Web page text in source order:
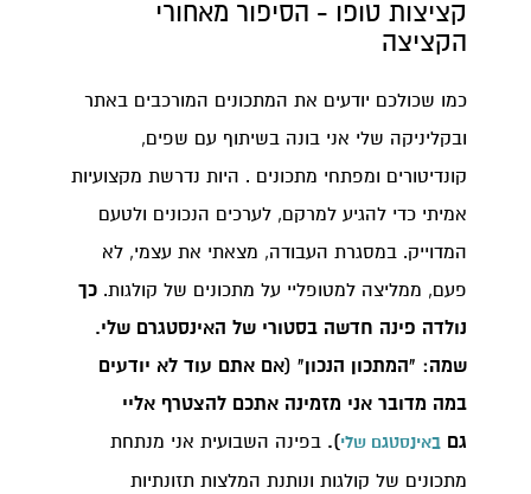
קציצות טופו - הסיפור מאחורי
הקציצה
כמו שכולכם יודעים את המתכונים המורכבים באתר
ובקליניקה שלי אני בונה בשיתוף עם שפים,
קונדיטורים ומפתחי מתכונים . היות נדרשת מקצועיות
אמיתי כדי להגיע למרקם, לערכים הנכונים ולטעם
המדוייק. במסגרת העבודה, מצאתי את עצמי, לא
פעם, ממליצה למטופליי על מתכונים של קולגות. כך
נולדה פינה חדשה בסטורי של האינסטגרם שלי.
שמה: "המתכון הנכון" (אם אתם עוד לא יודעים
במה מדובר אני מזמינה אתכם להצטרף אליי
גם באינסטגם שלי). בפינה השבועית אני מנתחת
מתכונים של קולגות ונותנת המלצות תזונתיות